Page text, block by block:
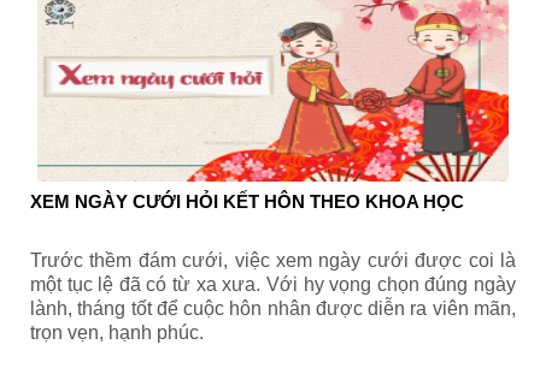
XEM NGÀY CƯỚI HỎI KẾT HÔN THEO KHOA HỌC
Trước thềm đám cưới, việc xem ngày cưới được coi là
một tục lệ đã có từ xa xưa. Với hy vọng chọn đúng ngày
lành, tháng tốt để cuộc hôn nhân được diễn ra viên mãn,
trọn vẹn, hạnh phúc.